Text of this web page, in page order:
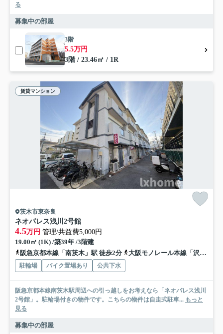
る
募集中の部屋
3階
5.5万円
3階 / 23.46㎡ / 1R
賃貸マンション
茨木市東奈良
ネオパレス浅川2号館
4.5万円 管理/共益費5,000円
19.00㎡ (1K) /築39年 /3階建
阪急京都本線「南茨木」駅 徒歩2分
大阪モノレール本線「沢良宜」駅 徒歩15分
駐輪場 バイク置場あり 公共下水
阪急京都本線南茨木駅周辺への引っ越しをお考えなら「ネオパレス浅川
2号館」。駐輪場付きの物件です。こちらの物件は自走式駐車... もっと
見る
募集中の部屋